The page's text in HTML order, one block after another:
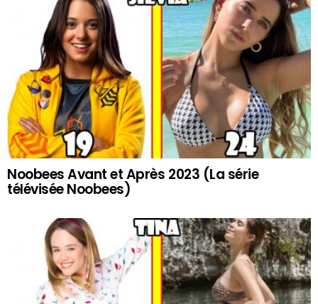
Noobees Avant et Après 2023 (La série
télévisée Noobees)